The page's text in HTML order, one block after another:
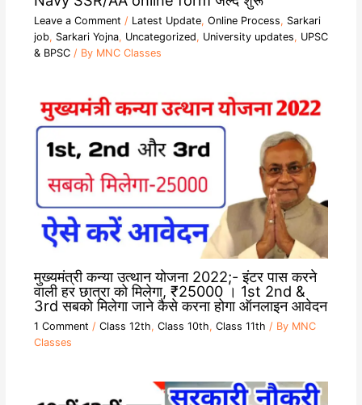
Leave a Comment / Latest Update, Online Process, Sarkari
job, Sarkari Yojna, Uncategorized, University updates, UPSC
& BPSC/ By MNC Classes
मुख्यमंत्री कन्या उत्थान योजना 2022;- इंटर पास करने
वाली हर छात्रा को मिलेगा, ₹25000 । 1st 2nd &
3rd सबको मिलेगा जाने कैसे करना होगा ऑनलाइन आवेदन
1 Comment / Class 12th, Class 10th, Class 11th / By MNC
Classes